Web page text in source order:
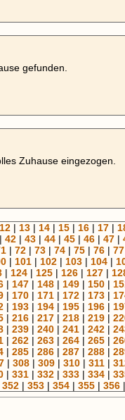
gefunden.
Zuhause eingezogen.
12| 13| 14| 15| 16| 17|
| 42 | 43 | 44 | 45 | 46 | 47 |
| 72 | 73 | 74 | 75 | 76 | 77
| 101| 102| 103| 104|
| 124 | 125 | 126 | 127 |
| 147 | 148 | 149 | 150 |
| 170 | 171 | 172 | 173 |
| 193 | 194 | 195 | 196 |
| 216| 217| 218| 219|
| 239 | 240 | 241 | 242 |
| 262 | 263 | 264 | 265 |
| 285 | 286 | 287 | 288 |
| 308| 309| 310| 311|
| 331 | 332 | 333 | 334 |
352 | 353 | 354 | 355 | 356 |